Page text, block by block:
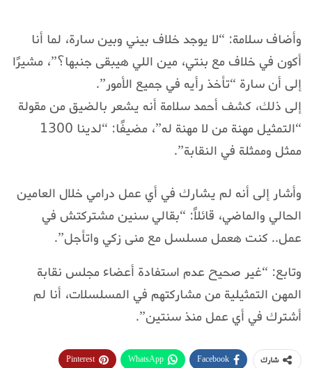
وأضاف سلامة: “لا يوجد خلاف بيني وبين سارة، لما أنا
أكون في خلاف مع بنتي، مين اللي هيبقى جنبها؟”، مشيرًا
إلى أن سارة “تأخذ رأيه في جميع الأمور”.
إلى ذلك، كشف أحمد سلامة أنه يشعر بالضيق من مقولة
“التمثيل مهنة من لا مهنة له”، مضيفًا: “لدينا 1300
ممثل وممثلة في النقابة”.
وأشار إلى أنه لم يشارك في أي عمل درامي خلال العامين
الحالي والماضي، قائلاً: “بقالي سنين مشتركتش في
عمل.. كنت هعمل مسلسل مع منى زكي واتأجل”.
وتابع: “غير صحيح عدم استفادة أعضاء مجلس نقابة
المهن التمثيلية من مشاركتهم في المسلسلات، أنا لم
أشترك في أي عمل منذ سنتين”.
شارك Facebook
WhatsApp
Pinterest